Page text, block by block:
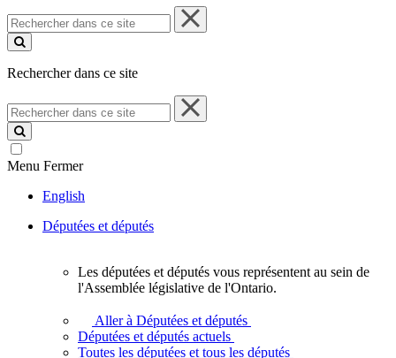
Rechercher
dans
ce
Rechercher dans ce site
Rechercher
dans
ce
site
Menu Fermer
English
Députées et députés
députés
vous
Les députées et députés vous représentent au sein de
l'Assemblée législative de l'Ontario.
Aller à Députées et députés
Députées et députés actuels
Toutes les députées et tous les députés